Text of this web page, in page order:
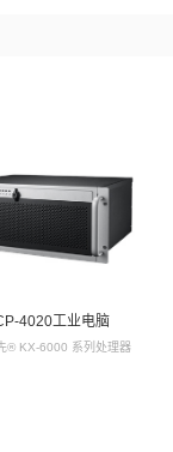
4020工业电脑
® KX-6000 系列处理器